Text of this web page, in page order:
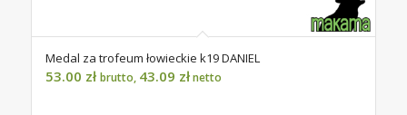
Medal za trofeum łowieckie k19 DANIEL
53.00 zł brutto, 43.09 złnetto